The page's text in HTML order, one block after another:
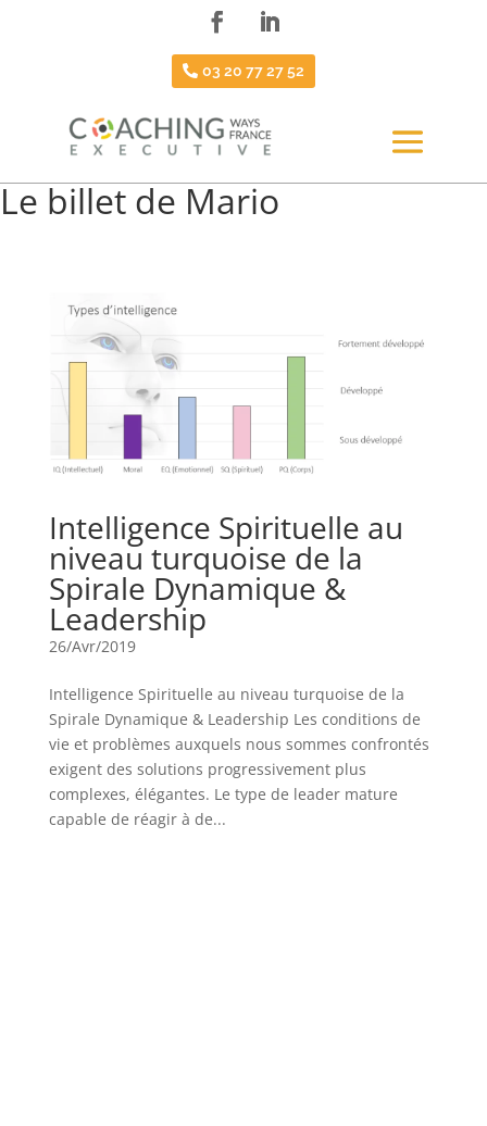
03 20 77 27 52
Le billet de Mario
Intelligence Spirituelle au
niveau turquoise de la
Spirale Dynamique &
Leadership
26/Avr/2019
Intelligence Spirituelle au niveau turquoise de la
Spirale Dynamique & Leadership Les conditions de
vie et problèmes auxquels nous sommes confrontés
exigent des solutions progressivement plus
complexes, élégantes. Le type de leader mature
capable de réagir à de...